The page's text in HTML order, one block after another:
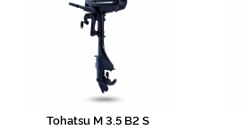
Tohatsu M 3.5 B2 S